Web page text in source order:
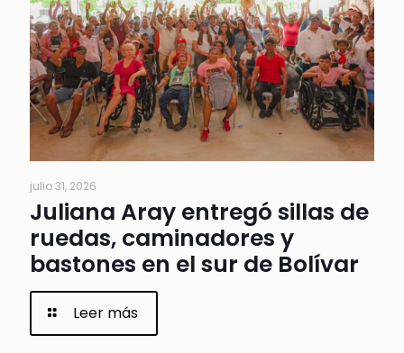
julio 31, 2026
Juliana Aray entregó sillas de
ruedas, caminadores y
bastones en el sur de Bolívar
Leer más